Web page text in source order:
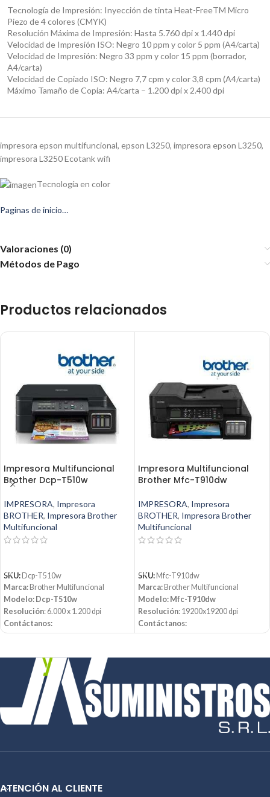
Tecnología de Impresión: Inyección de tinta Heat-FreeTM Micro
Piezo de 4 colores (CMYK)
Resolución Máxima de Impresión: Hasta 5.760 dpi x 1.440 dpi
Velocidad de Impresión ISO: Negro 10 ppm y color 5 ppm (A4/carta)
Velocidad de Impresión: Negro 33 ppm y color 15 ppm (borrador,
A4/carta)
Velocidad de Copiado ISO: Negro 7,7 cpm y color 3,8 cpm (A4/carta)
Máximo Tamaño de Copia: A4/carta – 1.200 dpi x 2.400 dpi
impresora epson multifuncional, epson L3250, impresora epson L3250,
impresora L3250 Ecotank wifi
Tecnología en color
Paginas de inicio…
Valoraciones (0)
Métodos de Pago
Productos relacionados
Impresora Multifuncional
Brother Dcp-T510w
IMPRESORA, Impresora
BROTHER, Impresora Brother
Multifuncional
SKU: Dcp-T510w
Marca: Brother Multifuncional
Modelo: Dcp-T510w
Resolución: 6.000 x 1.200 dpi
Contáctanos:
Email:ventas@jynsuministros.com
Impresora Multifuncional
Brother Mfc-T910dw
IMPRESORA, Impresora
BROTHER, Impresora Brother
Multifuncional
SKU: Mfc-T910dw
Marca: Brother Multifuncional
Modelo: Mfc-T910dw
Resolución: 19200x19200 dpi
Contáctanos:
Email:ventas@jynsuministros.com
ATENCIÓN AL CLIENTE